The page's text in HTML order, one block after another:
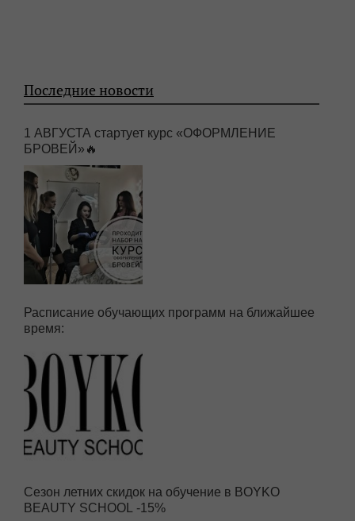
Последние новости
1 АВГУСТА стартует курс «ОФОРМЛЕНИЕ
БРОВЕЙ»🔥
Расписание обучающих программ на ближайшее
время:
Сезон летних скидок на обучение в BOYKO
BEAUTY SCHOOL -15%